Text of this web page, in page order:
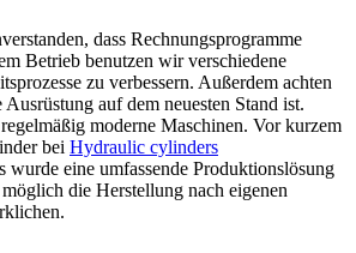
dass Rechnungsprogramme
Betrieb benutzen wir verschiedene
zu verbessern. Außerdem achten
auf dem neuesten Stand ist.
moderne Maschinen. Vor kurzem
bei Hydraulic cylinders
eine umfassende Produktionslösung
die Herstellung nach eigenen